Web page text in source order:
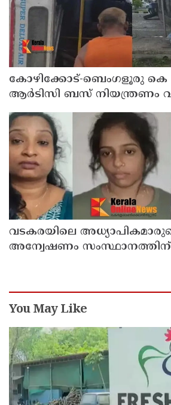
കോഴിക്കോട്-ബെംഗളൂരു
ആര്‍ടിസി ബസ് നിയന്ത്രണം
തലകീഴായി മറിഞ്ഞു;
കണ്ടക്ടര്‍ക്കും ദാരുണാന്ത്യം
വടകരയിലെ
അന്വേഷണം സംസ്ഥാനത്തിന്
You May Like